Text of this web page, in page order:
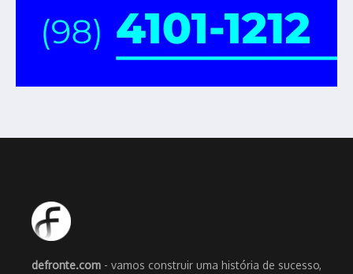
defronte.com - vamos construir uma história de sucesso,